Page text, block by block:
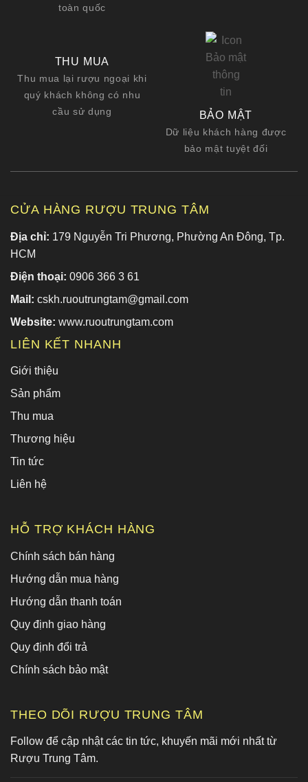
toàn quốc
THU MUA
Thu mua lại rượu ngoại khi
quý khách không có nhu
cầu sử dụng
BẢO MẬT
Dữ liệu khách hàng được
bảo mật tuyệt đối
CỬA HÀNG RƯỢU TRUNG TÂM
Địa chỉ: 179 Nguyễn Tri Phương, Phường An Đông, Tp.
HCM
Điện thoại: 0906 366 3 61
Mail: cskh.ruoutrungtam@gmail.com
Website: www.ruoutrungtam.com
LIÊN KẾT NHANH
Giới thiệu
Sản phẩm
Thu mua
Thương hiệu
Tin tức
Liên hệ
HỖ TRỢ KHÁCH HÀNG
Chính sách bán hàng
Hướng dẫn mua hàng
Hướng dẫn thanh toán
Quy định giao hàng
Quy định đổi trả
Chính sách bảo mật
THEO DÕI RƯỢU TRUNG TÂM
Follow để cập nhật các tin tức, khuyến mãi mới nhất từ
Rượu Trung Tâm.